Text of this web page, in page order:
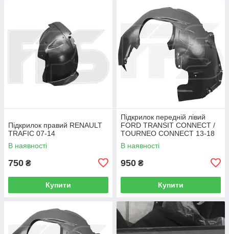
Підкрилок правий RENAULT
TRAFIC 07-14
В наявності
750 ₴
Купити
Підкрилок передній лівий
FORD TRANSIT CONNECT /
TOURNEO CONNECT 13-18
В наявності
950 ₴
Купити